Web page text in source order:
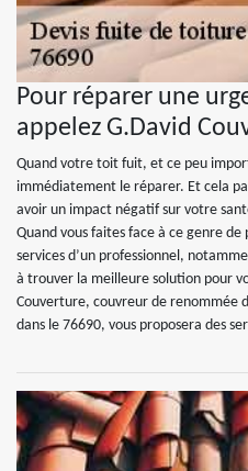
Pour réparer une
appelez G.David
Quand votre toit fuit, et ce peu
immédiatement le réparer. Et cela
avoir un impact négatif sur votre
Quand vous faites face à ce genre
services d’un professionnel,
à trouver la meilleure solution pour
Couverture, couvreur de renommée
dans le 76690, vous proposera des